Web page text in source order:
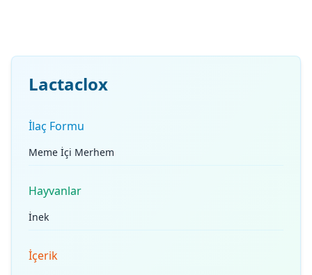
Lactaclox
İlaç Formu
Meme İçi Merhem
Hayvanlar
İnek
İçerik